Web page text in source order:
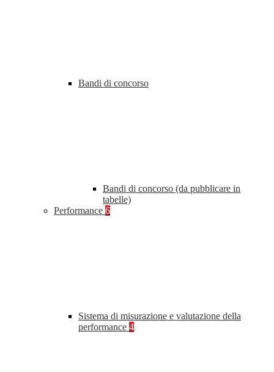
Bandi di concorso
Bandi di concorso (da pubblicare in
tabelle)
Performance 6
Sistema di misurazione e valutazione della
performance 4